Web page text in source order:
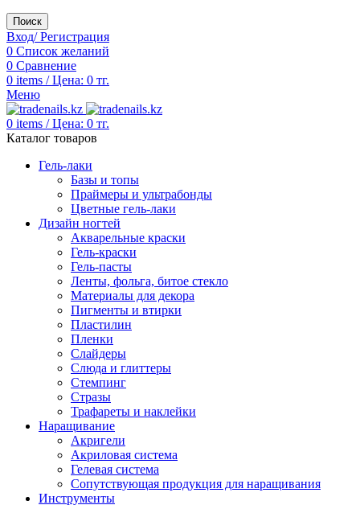
Поиск
Вход/ Регистрация
0 Список желаний
0 Сравнение
0 items / Цена: 0 тг.
Меню
0 items / Цена: 0 тг.
Каталог товаров
Гель-лаки
Базы и топы
Праймеры и ультрабонды
Цветные гель-лаки
Дизайн ногтей
Акварельные краски
Гель-краски
Гель-пасты
Ленты, фольга, битое стекло
Материалы для декора
Пигменты и втирки
Пластилин
Пленки
Слайдеры
Слюда и глиттеры
Стемпинг
Стразы
Трафареты и наклейки
Наращивание
Акригели
Акриловая система
Гелевая система
Сопутствующая продукция для наращивания
Инструменты